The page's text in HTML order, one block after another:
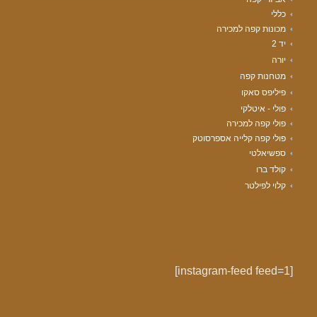
כללי
מכונות קפה למכירה
יד 2
יורה
מטחנות קפה
פיליפס סאקו
פולי - איטלקי
פולי קפה למכירה
פולי קפה קלייה אספרסוטק
ספשיאלטי
קולד ברו
קלוי לפילטר